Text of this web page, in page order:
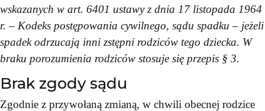
wskazanych w art. 6401 ustawy z dnia 17 listopada 1964
r. – Kodeks postępowania cywilnego, sądu spadku – jeżeli
spadek odrzucają inni zstępni rodziców tego dziecka. W
braku porozumienia rodziców stosuje się przepis § 3.
Brak zgody sądu
Zgodnie z przywołaną zmianą, w chwili obecnej rodzice